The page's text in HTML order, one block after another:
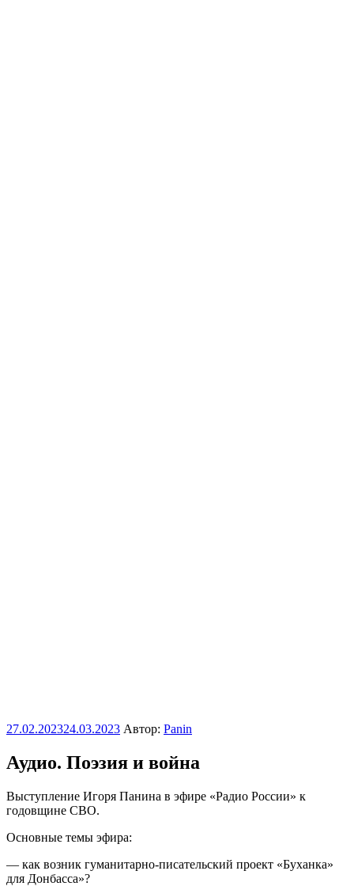
Опубликовано
27.02.202324.03.2023 Автор: Panin
Аудио. Поэзия и война
Выступление Игоря Панина в эфире «Радио России» к
годовщине СВО.
Основные темы эфира:
— как возник гуманитарно-писательский проект «Буханка»
для Донбасса»?